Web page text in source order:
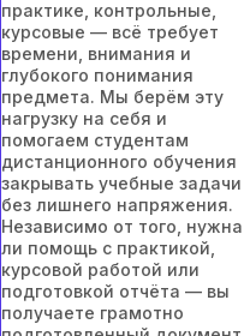
практике, контрольные,
курсовые — всё требует
времени, внимания и
глубокого понимания
предмета. Мы берём эту
нагрузку на себя и
помогаем студентам
дистанционного обучения
закрывать учебные задачи
без лишнего напряжения.
Независимо от того, нужна
ли помощь с практикой,
курсовой работой или
подготовкой отчёта — вы
получаете грамотно